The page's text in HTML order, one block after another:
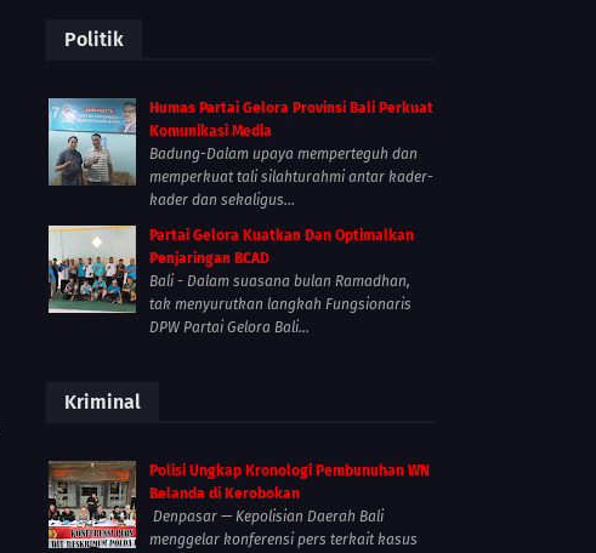
Politik
Humas Partai Gelora Provinsi Bali Perkuat
Komunikasi Media
Badung-Dalam upaya memperteguh dan
memperkuat tali silahturahmi antar kader-
kader dan sekaligus...
Partai Gelora Kuatkan Dan Optimalkan
Penjaringan BCAD
Bali - Dalam suasana bulan Ramadhan,
tak menyurutkan langkah Fungsionaris
DPW Partai Gelora Bali...
Kriminal
Polisi Ungkap Kronologi Pembunuhan WN
Belanda di Kerobokan
Denpasar — Kepolisian Daerah Bali
menggelar konferensi pers terkait kasus